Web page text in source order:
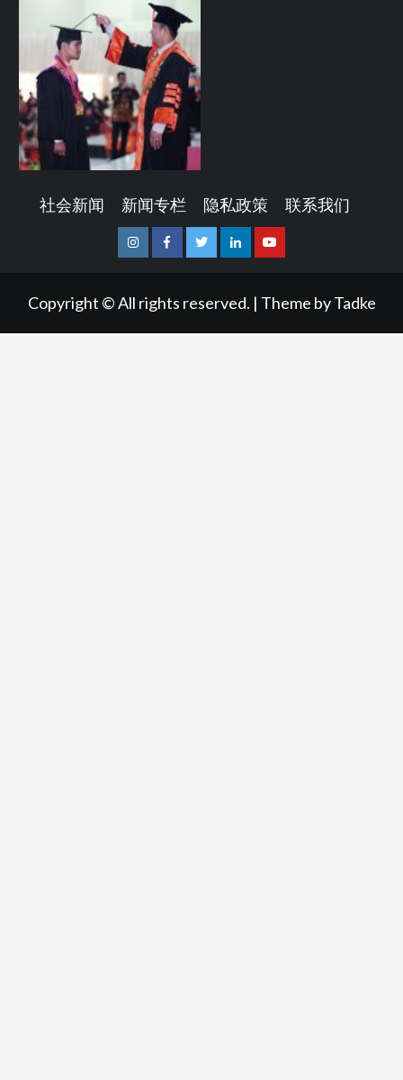
社会新闻 新闻专栏 隐私政策 联系我们
InstagramFacebookTwitterLinkedinYoutube
Copyright © All rights reserved. | Theme byTadke